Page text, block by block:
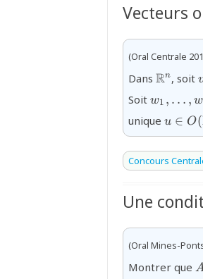
Vecteurs
(Oral Centrale
DansRn, soit
Soitw1 , … , w
unique{u\in
u ∈ O(
Concours
Une
(Oral Mines-
Montrer que